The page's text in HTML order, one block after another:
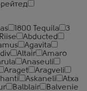
1800 Tequila
3
Abducted
Agavita
Altair
Amaro
Anaseuli
Araget
Aragveli
Askaneli
Atxa
Balblair
Balvenie